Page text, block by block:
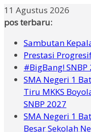
Skip
to
11 Agustus 2026
pos terbaru:
Sambutan
Prestasi
#BigBang! SNBP
SMA Negeri 1
Tiru MKKS
SNBP 2027
SMA Negeri 1
Besar Sekolah